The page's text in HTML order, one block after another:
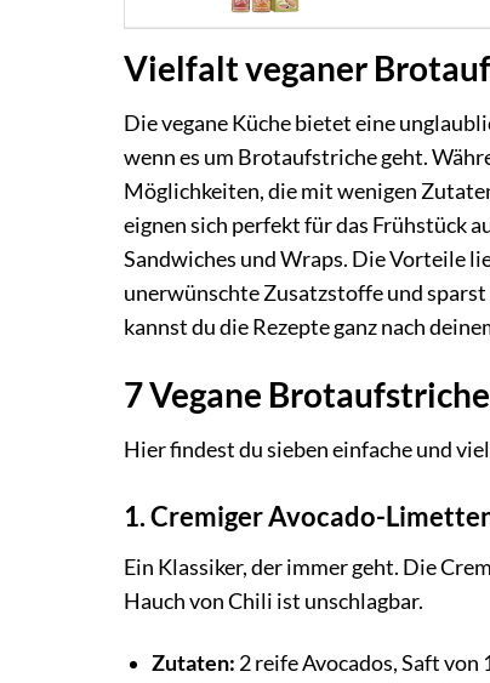
Vielfalt veganer
Die vegane Küche bietet eine
wenn es um Brotaufstriche geht.
Möglichkeiten, die mit wenigen
eignen sich perfekt für das Frühstück
Sandwiches und Wraps. Die Vorteile
unerwünschte Zusatzstoffe und
kannst du die Rezepte ganz nach
7 Vegane
Hier findest du sieben einfache und
1. Cremiger Avocado-
Ein Klassiker, der immer geht. Die
Hauch von Chili ist unschlagbar.
Zutaten: 2 reife Avocados, Saft